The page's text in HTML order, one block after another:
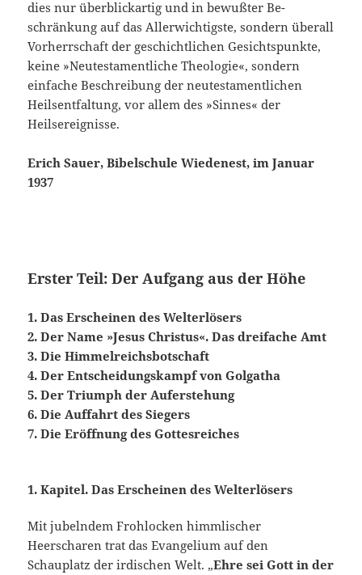
dies nur überblickartig und in bewußter Be­
schränkung auf das Allerwichtigste, sondern überall
Vorherrschaft der geschichtlichen Gesichtspunkte,
keine »Neutestamentliche Theologie«, sondern
einfache Beschreibung der neutestamentlichen
Heilsentfaltung, vor allem des »Sinnes« der
Heilsereignisse.
Erich Sauer, Bibelschule Wiedenest, im Januar
1937
Erster Teil: Der Aufgang aus der Höhe
1. Das Erscheinen des Welterlösers
2. Der Name »Jesus Christus«. Das dreifache Amt
3. Die Himmelreichsbotschaft
4. Der Entscheidungskampf von Golgatha
5. Der Triumph der Auferstehung
6. Die Auffahrt des Siegers
7. Die Eröffnung des Gottesreiches
1. Kapitel. Das Erscheinen des Welterlösers
Mit jubelndem Frohlocken himmlischer
Heerscharen trat das Evangelium auf den
Schauplatz der irdischen Welt. „Ehre sei Gott in der